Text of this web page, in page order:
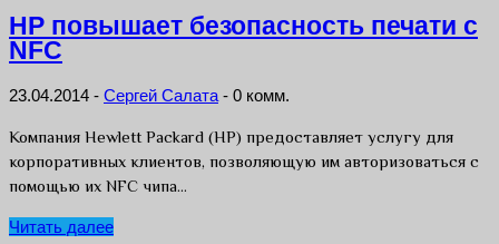
HP повышает безопасность печати с
NFC
23.04.2014 - Сергей Салата - 0 комм.
Компания Hewlett Packard (HP) предоставляет услугу для
корпоративных клиентов, позволяющую им авторизоваться с
помощью их NFC чипа…
Читать далее